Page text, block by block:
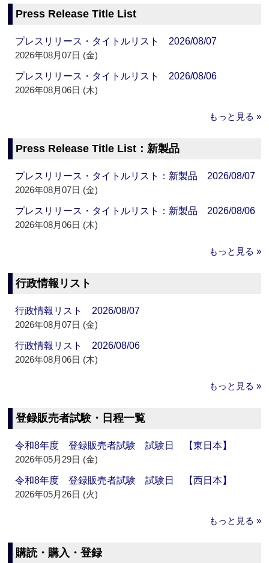
Press Release Title List
プレスリリース・タイトルリスト 2026/08/07
2026年08月07日 (金)
プレスリリース・タイトルリスト 2026/08/06
2026年08月06日 (木)
もっと見る »
Press Release Title List：新製品
プレスリリース・タイトルリスト：新製品 2026/08/07
2026年08月07日 (金)
プレスリリース・タイトルリスト：新製品 2026/08/06
2026年08月06日 (木)
もっと見る »
行政情報リスト
行政情報リスト 2026/08/07
2026年08月07日 (金)
行政情報リスト 2026/08/06
2026年08月06日 (木)
もっと見る »
登録販売者試験・日程一覧
令和8年度 登録販売者試験 試験日 【東日本】
2026年05月29日 (金)
令和8年度 登録販売者試験 試験日 【西日本】
2026年05月26日 (火)
もっと見る »
購読・購入・登録